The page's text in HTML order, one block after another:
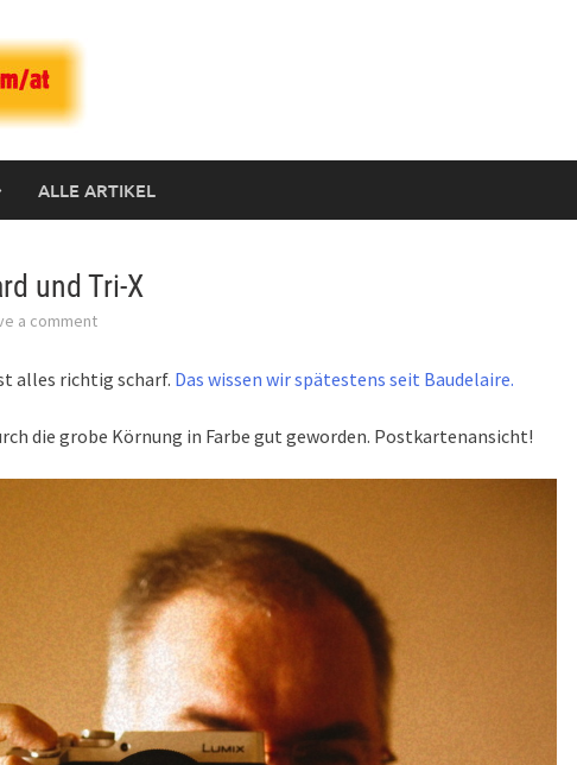
ALLE ARTIKEL
und Tri-X
a comment
alles richtig scharf. Das wissen wir spätestens seit Baudelaire.
die grobe Körnung in Farbe gut geworden. Postkartenansicht!